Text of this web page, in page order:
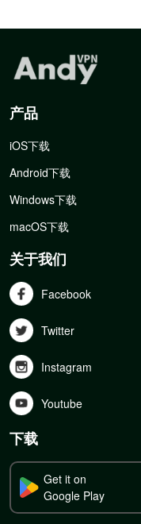
产品
iOS下载
Android下载
Windows下载
macOS下载
关于我们
Facebook
Twitter
Instagram
Youtube
下载
Get it on
Google Play